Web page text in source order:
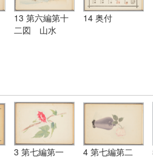
13 第六編第十
二図 山水
14 奥付
3 第七編第一
4 第七編第二